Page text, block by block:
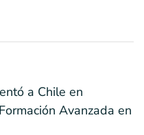
a Chile en
Avanzada en